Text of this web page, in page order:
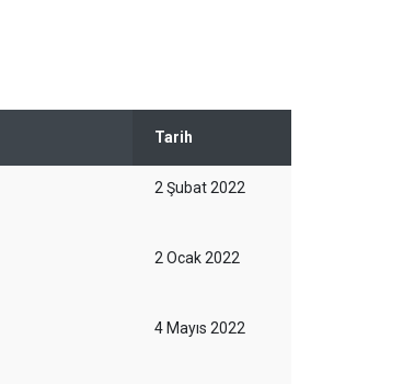
Tarih
2 Şubat 2022
2 Ocak 2022
4 Mayıs 2022